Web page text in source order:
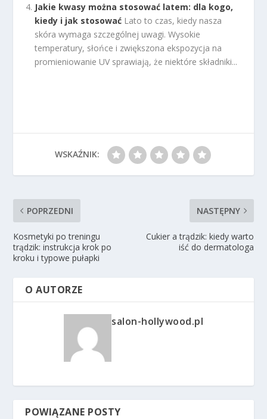
Jakie kwasy można stosować latem: dla kogo,
kiedy i jak stosować Lato to czas, kiedy nasza
skóra wymaga szczególnej uwagi. Wysokie
temperatury, słońce i zwiększona ekspozycja na
promieniowanie UV sprawiają, że niektóre składniki...
WSKAŹNIK:
POPRZEDNI
Kosmetyki po treningu
trądzik: instrukcja krok po
kroku i typowe pułapki
NASTĘPNY
Cukier a trądzik: kiedy warto
iść do dermatologa
O AUTORZE
salon-hollywood.pl
POWIĄZANE POSTY